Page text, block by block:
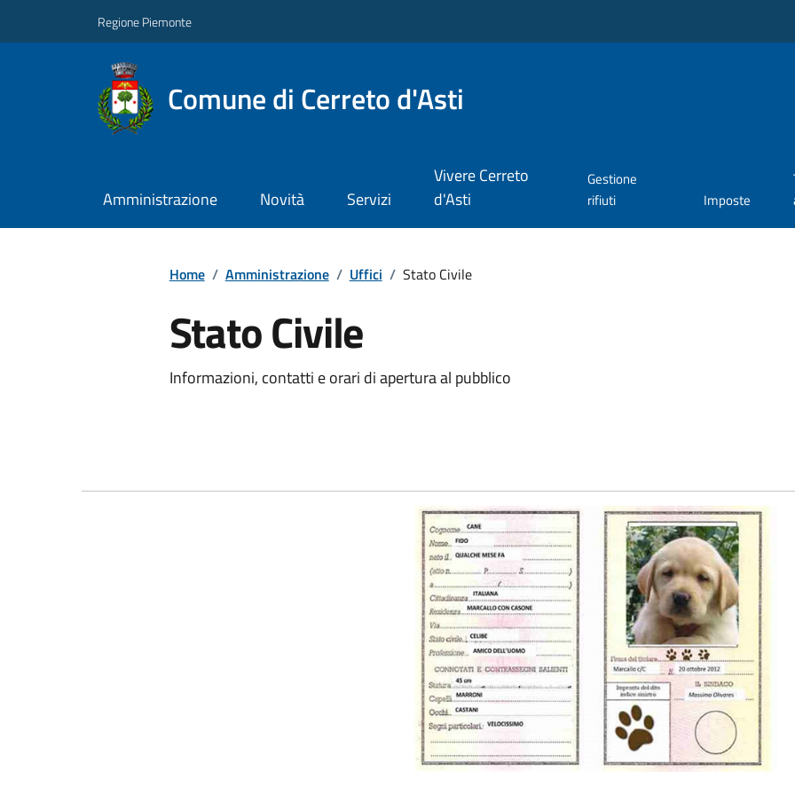
Regione Piemonte
Comune di Cerreto d'Asti
Amministrazione Novità Servizi
Vivere Cerreto
d'Asti
Gestione
rifiuti
Imposte
Home / Amministrazione / Uffici / Stato Civile
Stato Civile
Informazioni, contatti e orari di apertura al pubblico